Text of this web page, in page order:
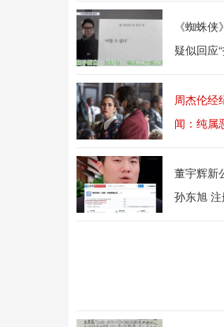
《蜘蛛
疑似回应
周杰伦经
闻：纯属
董宇辉新
孙东旭